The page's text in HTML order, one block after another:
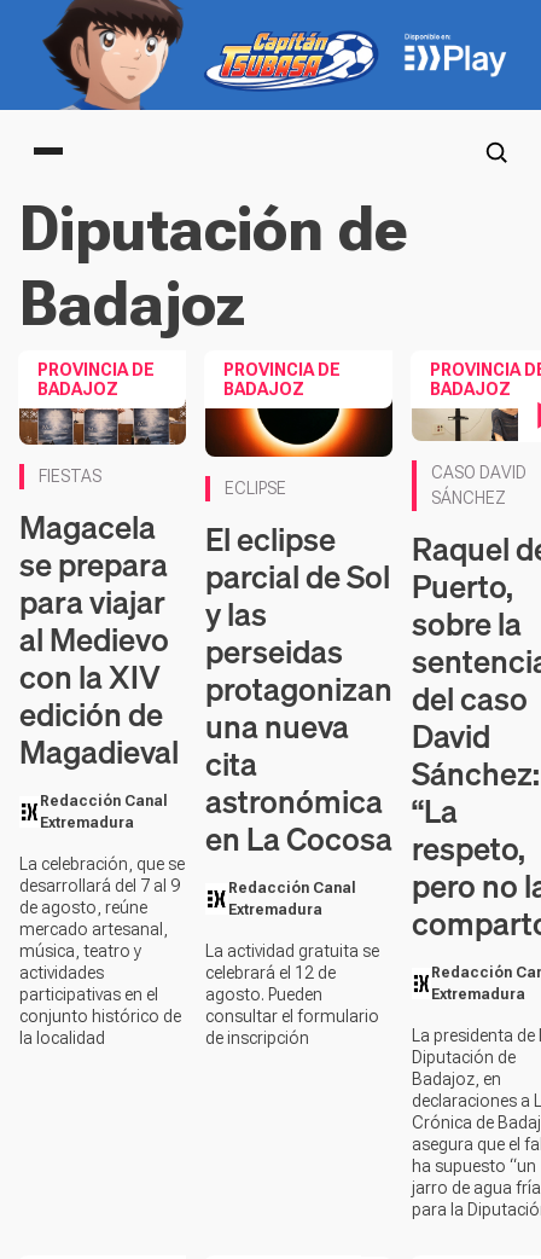
Main menu
Diputación de
Badajoz
PROVINCIA DE
BADAJOZ
FIESTAS
Magacela
se prepara
para viajar
al Medievo
con la XIV
edición de
Magadieval
Redacción Canal
Extremadura
La celebración, que se
desarrollará del 7 al 9
de agosto, reúne
mercado artesanal,
música, teatro y
actividades
participativas en el
conjunto histórico de
la localidad
PROVINCIA DE
BADAJOZ
ECLIPSE
El eclipse
parcial de Sol
y las
perseidas
protagonizan
una nueva
cita
astronómica
en La Cocosa
Redacción Canal
Extremadura
La actividad gratuita se
celebrará el 12 de
agosto. Pueden
consultar el formulario
de inscripción
PROVINCIA
BADAJOZ
CASO DAVID
SÁNCHEZ
Raquel
Puerto,
sobre la
del caso
David
Sánchez:
“La
respeto,
pero no
Redacción
Extremadura
La presidenta de
Diputación de
Badajoz, en
declaraciones a
Crónica de
asegura que el
ha supuesto “un
jarro de agua
para la